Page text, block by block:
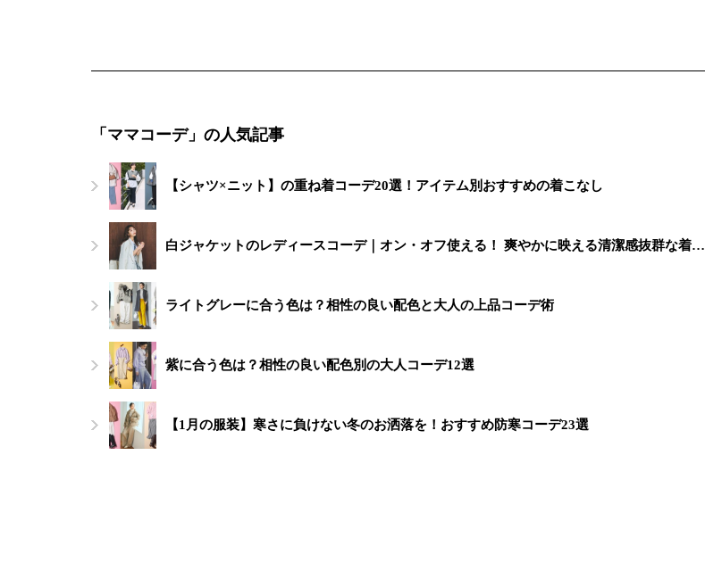
「ママコーデ」の人気記事
【シャツ×ニット】の重ね着コーデ20選！アイテム別おすすめの着こなし
白ジャケットのレディースコーデ｜オン・オフ使える！ 爽やかに映える清潔感抜群な着…
ライトグレーに合う色は？相性の良い配色と大人の上品コーデ術
紫に合う色は？相性の良い配色別の大人コーデ12選
【1月の服装】寒さに負けない冬のお洒落を！おすすめ防寒コーデ23選